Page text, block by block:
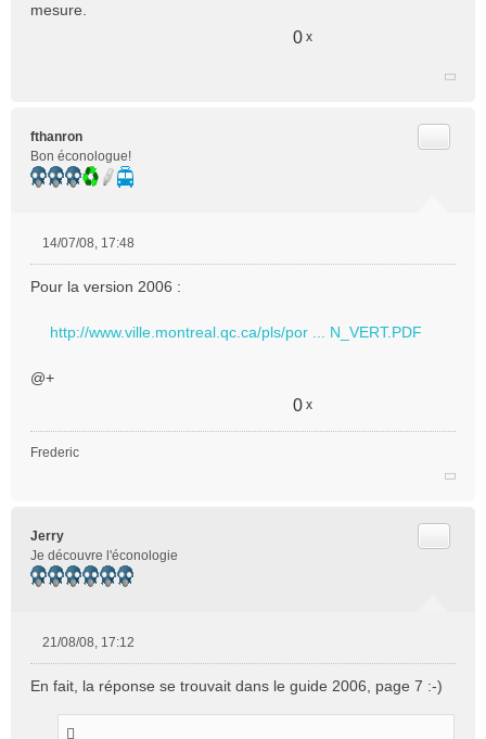
mesure.
0 x
fthanron
Bon éconologue!
s
e
n
l
14/07/08, 17:48
Pour la version 2006 :
http://www.ville.montreal.qc.ca/pls/por ... N_VERT.PDF
@+
0 x
Frederic
Jerry
Je découvre l'éconologie
s
21/08/08, 17:12
En fait, la réponse se trouvait dans le guide 2006, page 7 :-)